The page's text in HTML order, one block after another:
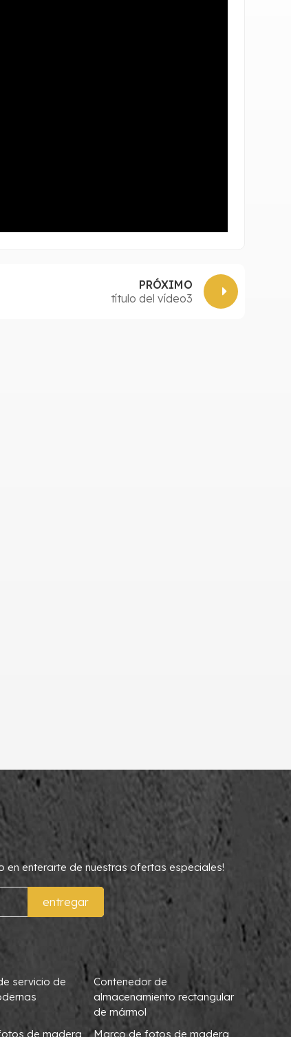
PRÓXIMO
título del vídeo3
en enterarte de nuestras ofertas especiales!
entregar
servicio de
Contenedor de
almacenamiento rectangular
de mármol
de madera Marco de fotos de madera